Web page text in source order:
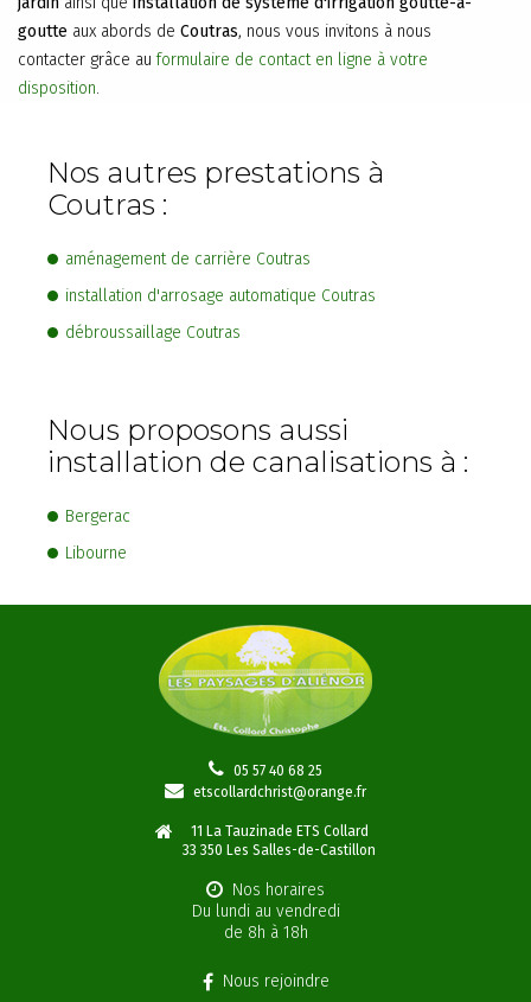
goutte aux abords de Coutras, nous vous invitons à nous
contacter grâce auformulaire de contact en ligne à votre
disposition.
Nos autres prestations à
Coutras :
aménagement de carrière Coutras
installation d'arrosage automatique Coutras
débroussaillage Coutras
Nous proposons aussi
installation de canalisations à :
Bergerac
Libourne
05 57 40 68 25
etscollardchrist@orange.fr
11 La Tauzinade ETS Collard
33 350 Les Salles-de-Castillon
Nos horaires
Du lundi au vendredi
de 8h à 18h
Nous rejoindre